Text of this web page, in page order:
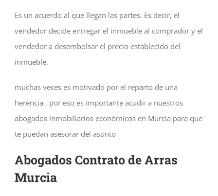
Es un acuerdo al que llegan las partes. Es decir, el
vendedor decide entregar el inmueble al comprador y el
vendedor a desembolsar el precio establecido del
inmueble.
muchas veces es motivado por el reparto de una
herencia , por eso es importante acudir a nuestros
abogados inmobiliarios económicos en Murcia para que
te puedan asesorar del asunto
Abogados Contrato de Arras
Murcia